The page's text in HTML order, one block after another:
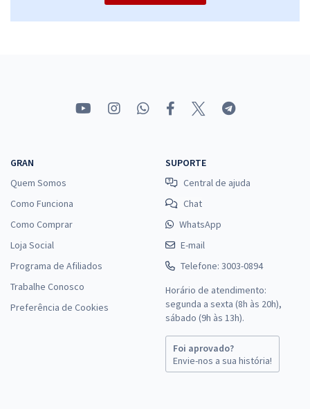
GRAN
Quem Somos
Como Funciona
Como Comprar
Loja Social
Programa de Afiliados
Trabalhe Conosco
Preferência de Cookies
SUPORTE
Central de ajuda
Chat
WhatsApp
E-mail
Telefone: 3003-0894
Horário de atendimento:
segunda a sexta (8h às 20h),
sábado (9h às 13h).
Foi aprovado?
Envie-nos a sua história!